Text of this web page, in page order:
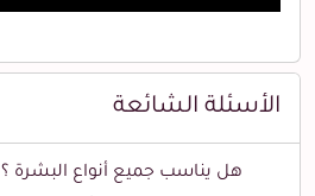
الأسئلة الشائعة
هل يناسب جميع أنواع البشرة ؟